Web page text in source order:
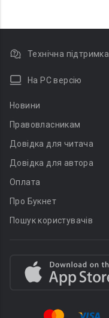
Технічна підтримка
На PC версію
Новини
Правовласникам
Довідка для читача
Довідка для автора
Оплата
Про Букнет
Пошук користувачів